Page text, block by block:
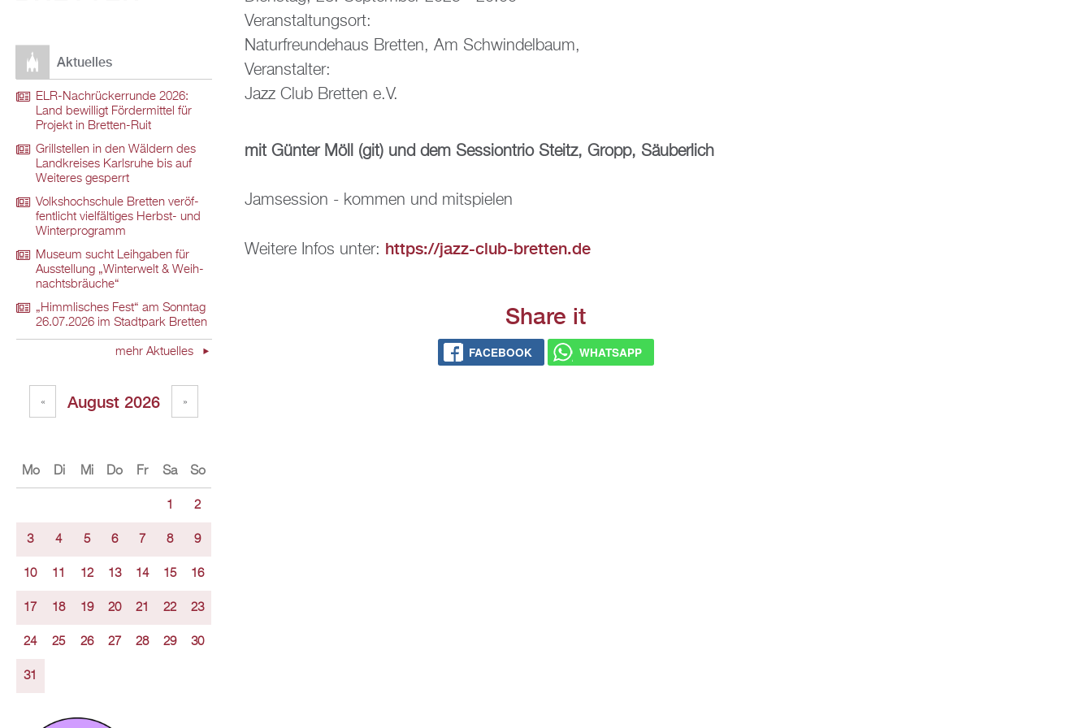
Ver­an­stal­tungs­ort:
Na­tur­freun­de­haus Brett­en, Am Schwin­del­baum,
Ver­an­stal­ter:
Jazz Club Brett­en e.V.
mit Gün­ter Möll (git) und dem Ses­sion­trio Steitz, Gropp, Säu­ber­lich
Jam­ses­si­on - kom­men und mit­spie­len
Wei­te­re Infos unter: https://​jazz-​club-​bretten.​de
Share it
FACE­BOOK WHATS­APP
Ak­tu­el­les
ELR-Nach­rü­ck­er­run­de 2026:
Land be­wil­ligt För­der­mit­tel für
Pro­jekt in Brett­en-Ruit
Grill­stel­len in den Wäl­dern des
Land­krei­ses Karls­ru­he bis auf
Wei­te­res ge­sperrt
Volks­hoch­schu­le Brett­en ver­öf­
fent­licht viel­fäl­ti­ges Herbst- und
Win­ter­pro­gramm
Mu­se­um sucht Leih­ga­ben für
Aus­stel­lung „Win­ter­welt & Weih­
nachts­bräu­che“
„Himm­li­sches Fest“ am Sonn­tag
26.07.2026 im Stadt­park Brett­en
mehr Ak­tu­el­les
Au­gust 2026
« »
Mo Di Mi Do Fr Sa So
1 2
3 4 5 6 7 8 9
10 11 12 13 14 15 16
17 18 19 20 21 22 23
24 25 26 27 28 29 30
31